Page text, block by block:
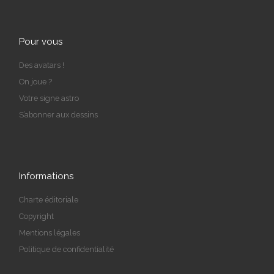
Pour vous
Des avatars !
On joue ?
Votre signe astro
S’abonner aux dessins
Informations
Charte éditoriale
Copyright
Mentions légales
Politique de confidentialité